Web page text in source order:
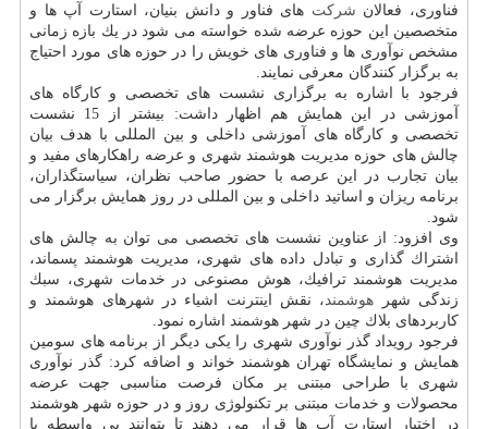
فناوری، فعالان شركت های فناور و دانش بنیان، استارت آپ ها و
متخصصین این حوزه عرضه شده خواسته می شود در یك بازه زمانی
مشخص نوآوری ها و فناوری های خویش را در حوزه های مورد احتیاج
به برگزار كنندگان معرفی نمایند.
فرجود با اشاره به برگزاری نشست های تخصصی و كارگاه های
آموزشی در این همایش هم اظهار داشت: بیشتر از 15 نشست
تخصصی و كارگاه های آموزشی داخلی و بین المللی با هدف بیان
چالش های حوزه مدیریت هوشمند شهری و عرضه راهكارهای مفید و
بیان تجارب در این عرصه با حضور صاحب نظران، سیاستگذاران،
برنامه ریزان و اساتید داخلی و بین المللی در روز همایش برگزار می
شود.
وی افزود: از عناوین نشست های تخصصی می توان به چالش های
اشتراك گذاری و تبادل داده های شهری، مدیریت هوشمند پسماند،
مدیریت هوشمند ترافیك، هوش مصنوعی در خدمات شهری، سبك
زندگی شهر هوشمند ، نقش اینترنت اشیاء در شهرهای هوشمند و
كاربردهای بلاك چین در شهر هوشمند اشاره نمود.
فرجود رویداد گذر نوآوری شهری را یكی دیگر از برنامه های سومین
همایش و نمایشگاه تهران هوشمند خواند و اضافه كرد: گذر نوآوری
شهری با طراحی مبتنی بر مكان فرصت مناسبی جهت عرضه
محصولات و خدمات مبتنی بر تكنولوژی روز و در حوزه شهر هوشمند
در اختیار استارت آپ ها قرار می دهند تا بتوانند بی واسطه با